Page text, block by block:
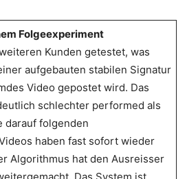
Folgeexperiment
Kunden getestet, was
aufgebauten stabilen Signatur
Video gepostet wird. Das
schlechter performed als
darauf folgenden
haben fast sofort wieder
Algorithmus hat den Ausreisser
Das System ist